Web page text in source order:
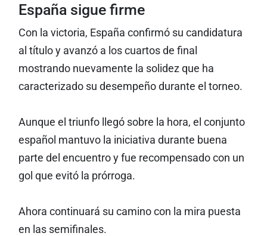
España sigue firme
Con la victoria, España confirmó su candidatura
al título y avanzó a los cuartos de final
mostrando nuevamente la solidez que ha
caracterizado su desempeño durante el torneo.
Aunque el triunfo llegó sobre la hora, el conjunto
español mantuvo la iniciativa durante buena
parte del encuentro y fue recompensado con un
gol que evitó la prórroga.
Ahora continuará su camino con la mira puesta
en las semifinales.